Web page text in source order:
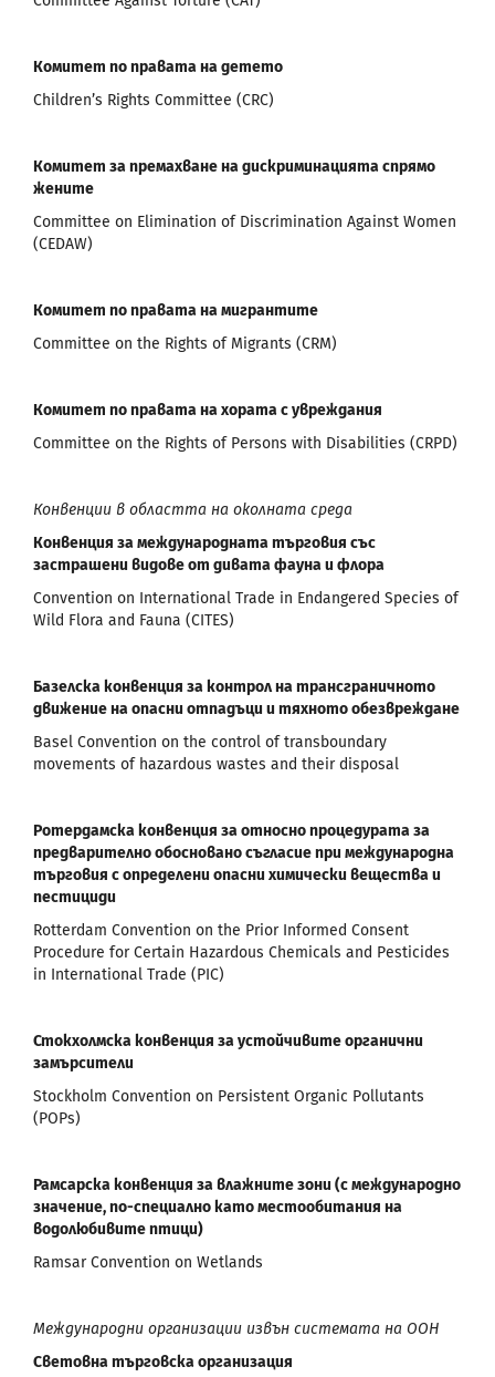
Комитет по правата на детето
Children’s Rights Committee (CRC)
Комитет за премахване на дискриминацията спрямо
жените
Committee on Elimination of Discrimination Against Women
(CEDAW)
Комитет по правата на мигрантите
Committee on the Rights of Migrants (CRM)
Комитет по правата на хората с увреждания
Committee on the Rights of Persons with Disabilities (CRPD)
Конвенции в областта на околната среда
Конвенция за международната търговия със
застрашени видове от дивата фауна и флора
Convention on International Trade in Endangered Species of
Wild Flora and Fauna (CITES)
Базелска конвенция за контрол на трансграничното
движение на опасни отпадъци и тяхното обезвреждане
Basel Convention on the control of transboundary
movements of hazardous wastes and their disposal
Ротердамска конвенция за относно процедурата за
предварително обосновано съгласие при международна
търговия с определени опасни химически вещества и
пестициди
Rotterdam Convention on the Prior Informed Consent
Procedure for Certain Hazardous Chemicals and Pesticides
in International Trade (PIC)
Стокхолмска конвенция за устойчивите органични
замърсители
Stockholm Convention on Persistent Organic Pollutants
(POPs)
Рамсарска конвенция за влажните зони (с международно
значение, по-специално като местообитания на
водолюбивите птици)
Ramsar Convention on Wetlands
Международни организации извън системата на ООН
Световна търговска организация